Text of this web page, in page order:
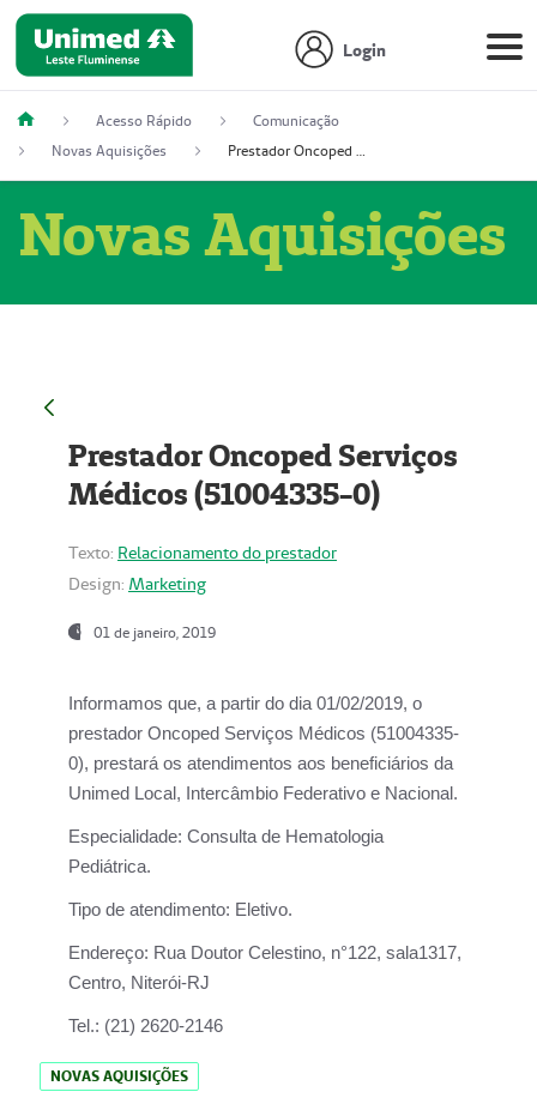
Login
Acesso Rápido
Comunicação
Novas Aquisições
Prestador Oncoped Serviços Médicos (51004335-0)
Novas Aquisições
Prestador Oncoped Serviços
Médicos (51004335-0)
Texto: Relacionamento do prestador
Design: Marketing
01 de janeiro, 2019
Informamos que, a partir do dia 01/02/2019, o
prestador Oncoped Serviços Médicos (51004335-
0), prestará os atendimentos aos beneficiários da
Unimed Local, Intercâmbio Federativo e Nacional.
Especialidade: Consulta de Hematologia
Pediátrica.
Tipo de atendimento: Eletivo.
Endereço: Rua Doutor Celestino, n°122, sala1317,
Centro, Niterói-RJ
Tel.: (21) 2620-2146
NOVAS AQUISIÇÕES